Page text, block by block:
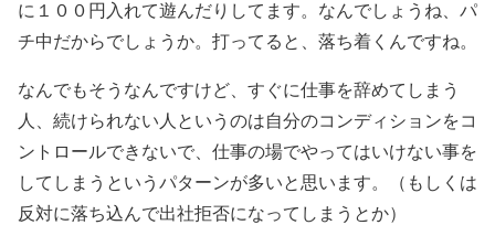
に１００円入れて遊んだりしてます。なんでしょうね、 パ
チ中だからでしょうか。打ってると、落ち着くんですね。
なんでもそうなんですけど、 すぐに仕事を辞めてしまう
人、続けられない人というのは自分のコンディションをコ
ントロールできないで、仕事の場でやってはいけない事を
してしまうというパターンが多いと思います。
（もしくは
反対に落ち込んで出社拒否になってしまうとか）